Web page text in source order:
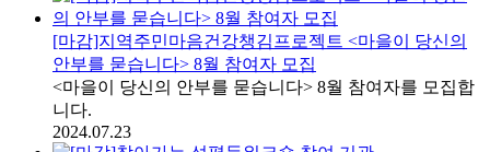
[마감]지역주민마음건강챙김프로젝트 <마을이 당신의
안부를 묻습니다> 8월 참여자 모집
<마을이 당신의 안부를 묻습니다> 8월 참여자를 모집합
니다.
2024.07.23